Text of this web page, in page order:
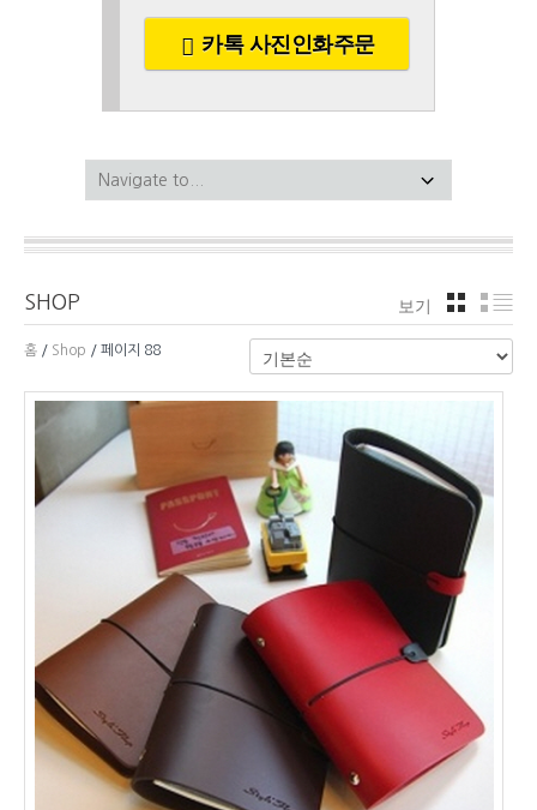
카톡 사진인화주문
SHOP 보기 격자
홈 / Shop / 페이지 88